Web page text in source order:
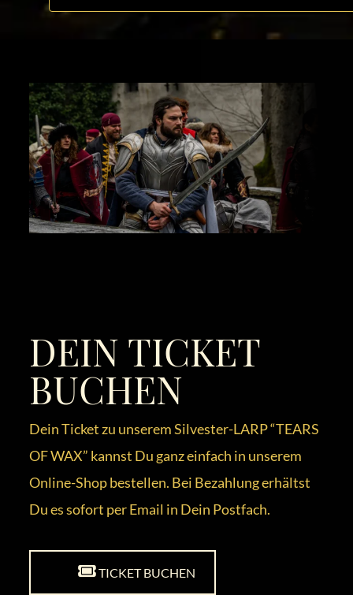
DEIN TICKET
BUCHEN
Dein Ticket zu unserem Silvester-LARP “TEARS
OF WAX” kannst Du ganz einfach in unserem
Online-Shop bestellen. Bei Bezahlung erhältst
Du es sofort per Email in Dein Postfach.
TICKET BUCHEN